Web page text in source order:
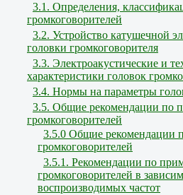
3.1. Определения,
громкоговорителей
3.2. Устройство катушечной
головки громкоговорителя
3.3. Электроакустические и
характеристики головок
3.4. Нормы на параметры
3.5. Общие рекомендации по
громкоговорителей
3.5.0 Общие рекомендации
громкоговорителей
3.5.1. Рекомендации по
громкоговорителей в
воспроизводимых частот